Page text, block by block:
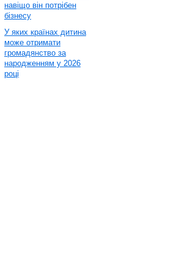
навіщо він потрібен
бізнесу
У яких країнах дитина
може отримати
громадянство за
народженням у 2026
році